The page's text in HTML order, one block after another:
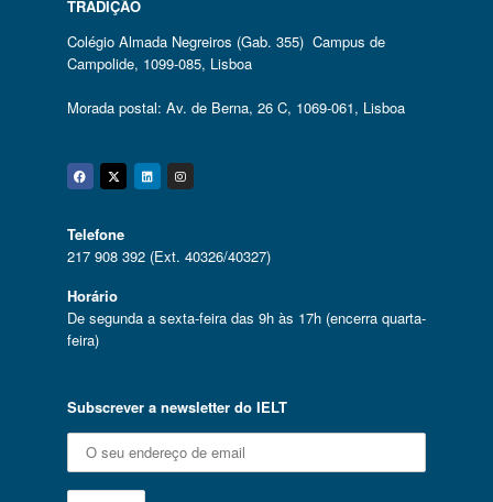
TRADIÇÃO
Colégio Almada Negreiros (Gab. 355) Campus de
Campolide, 1099-085, Lisboa
Morada postal: Av. de Berna, 26 C, 1069-061, Lisboa
Facebook
Twitter
Linkedin
Instagram
Telefone
217 908 392 (Ext. 40326/40327)
Horário
De segunda a sexta-feira das 9h às 17h (encerra quarta-
feira)
Subscrever a newsletter do IELT